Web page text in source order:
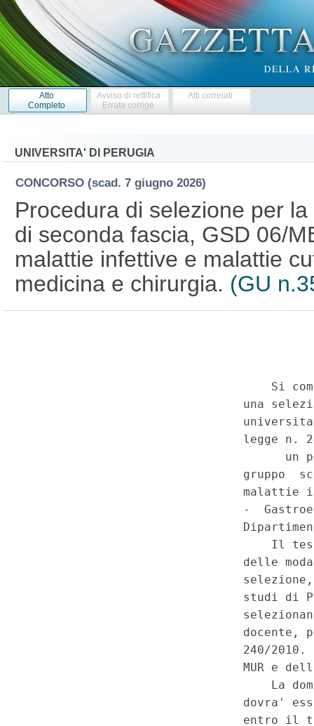
Atto
Completo
Avviso di rettifica
Errata corrige
Atti correlati
UNIVERSITA' DI PERUGIA
CONCORSO (scad. 7 giugno 2026)
Procedura di selezione per
di seconda fascia, GSD 06/
malattie infettive e malattie
medicina e chirurgia. (GU